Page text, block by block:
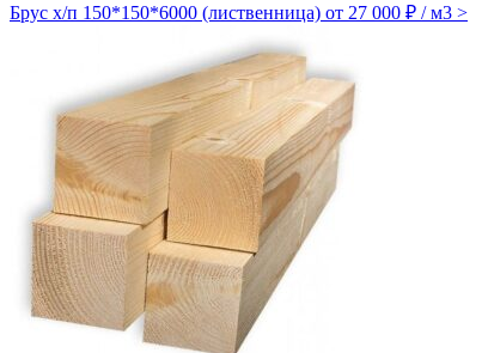
Брус х/п 150*150*6000 (лиственница) от 27 000 ₽ / м3 >